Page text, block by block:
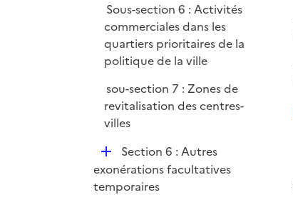
Sous-section 6 : Activités
commerciales dans les
quartiers prioritaires de la
politique de la ville
sou-section 7 : Zones de
revitalisation des centres-
villes
D
é
p
Section 6 : Autres
exonérations facultatives
temporaires